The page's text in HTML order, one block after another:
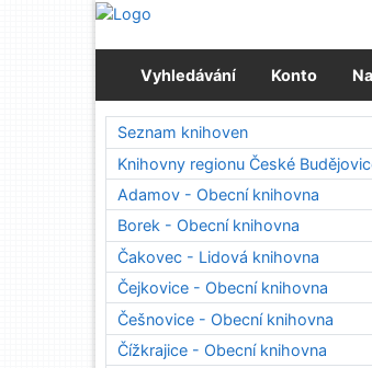
Přejít na obsah
Vyhledávání
Konto
Seznam knihoven
Knihovny regionu České
Adamov - Obecní knihovna
Borek - Obecní knihovna
Čakovec - Lidová knihovna
Čejkovice - Obecní knihovna
Češnovice - Obecní knihovna
Čížkrajice - Obecní knihovna